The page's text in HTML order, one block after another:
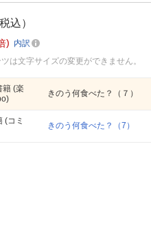
税込）
内訳
は文字サイズの変更ができません。
籍 (楽
きのう何食べた？（７）
(コミ
きのう何食べた？（7）